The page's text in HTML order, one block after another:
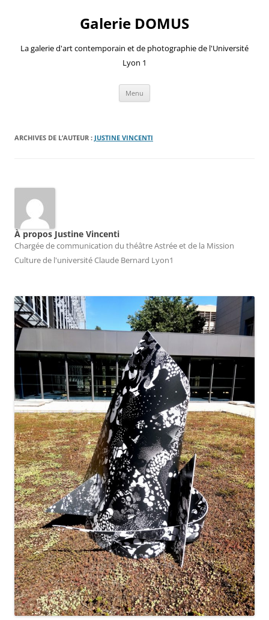
Galerie DOMUS
La galerie d'art contemporain et de photographie de l'Université
Lyon 1
Menu
ARCHIVES DE L’AUTEUR : JUSTINE VINCENTI
À propos Justine Vincenti
Chargée de communication du théâtre Astrée et de la Mission
Culture de l'université Claude Bernard Lyon1